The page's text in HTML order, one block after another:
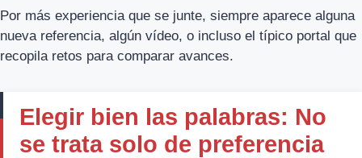
Por más experiencia que se junte, siempre aparece alguna
nueva referencia, algún vídeo, o incluso el típico portal que
recopila retos para comparar avances.
Elegir bien las palabras: No
se trata solo de preferencia